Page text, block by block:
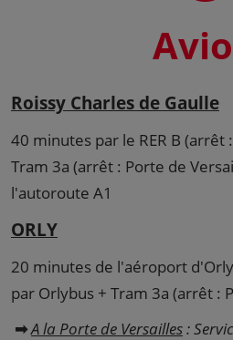
Roissy Charles de Gaulle
40 minutes par le RER B (arrêt
Tram 3a (arrêt : Porte de
l'autoroute A1
ORLY
20 minutes de l'aéroport
par Orlybus + Tram 3a (arrêt :
➡A la Porte de Versailles: